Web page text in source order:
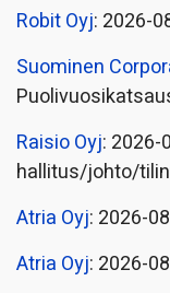
Robit Oyj: 2026-
Suominen
Raisio Oyj: 2026-
hallitus/johto/
Atria Oyj: 2026-
Atria Oyj: 2026-